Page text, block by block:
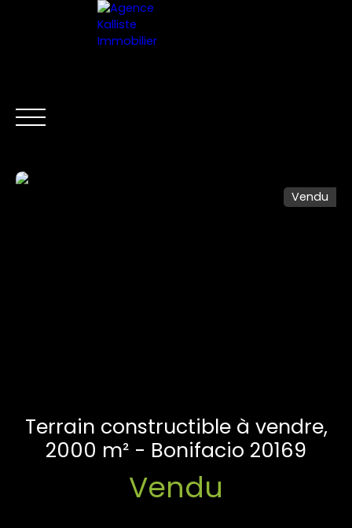
FR
Vendu
Terrain constructible à vendre,
2000 m² - Bonifacio 20169
Vendu